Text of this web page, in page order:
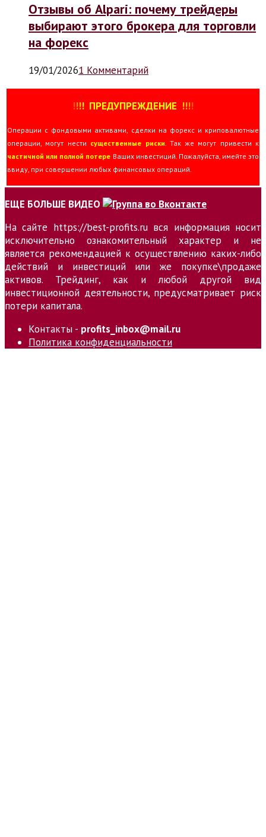
Отзывы об Alpari: почему трейдеры
выбирают этого брокера для торговли
на форекс
19/01/20261 Комментарий
!!!! ПРЕДУПРЕЖДЕНИЕ !!!!
Операции с фондовыми активами, сделки на форекс и криповалютные
операции, могут нести существенные риски. Так же могут привести к
частичной или полной потере Ваших инвестиций. Пожалуйста, имейте это
ввиду, при совершении любых финансовых операций.
ЕЩЕ БОЛЬШЕ ВИДЕО
На сайте https://best-profits.ru вся информация носит
исключительно ознакомительный характер и не
является рекомендацией к осуществлению каких-либо
действий и инвестиций или же покупке\продаже
активов. Трейдинг, как и любой другой вид
инвестиционной деятельности, предусматривает риск
потери капитала.
Контакты - profits_inbox@mail.ru
Политика конфиденциальности